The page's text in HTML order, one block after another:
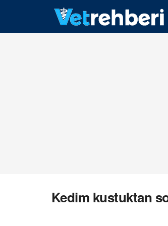
Kedim kustuktan